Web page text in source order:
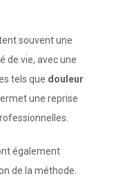
souvent une
de vie, avec une
tels que douleur
une reprise
également
de la méthode.